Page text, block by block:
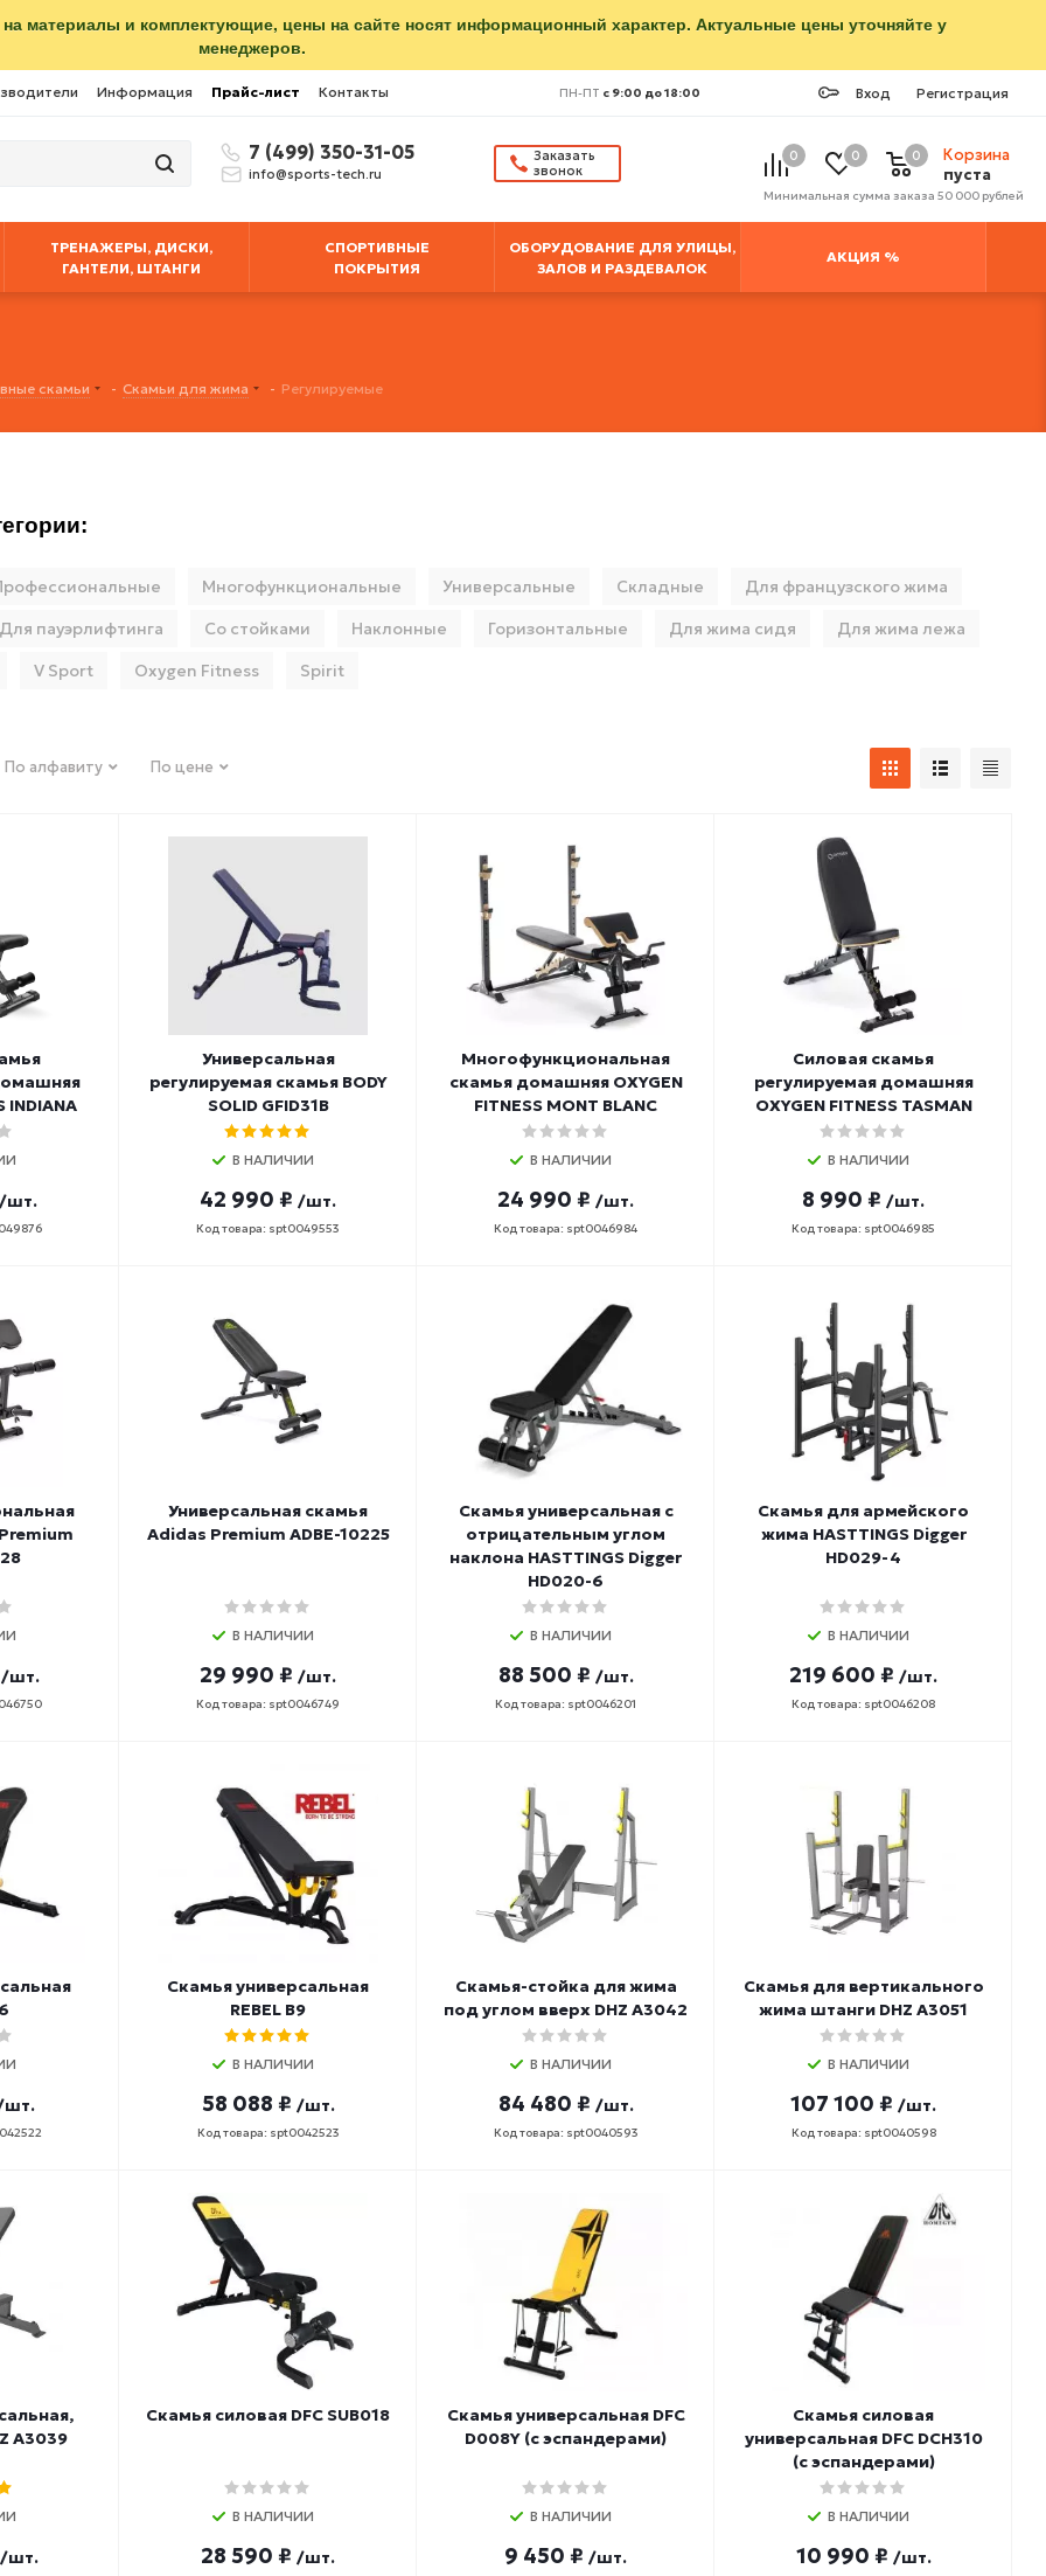
материалы и комплектующие, цены на сайте носят информационный характер. Актуальные цены уточняйте у
менеджеров.
Информация Прайс-лист Контакты Вход Регистрация
ПН-ПТ с 9:00 до 18:00
7 (499) 350-31-05
info@sports-tech.ru
Заказать
звонок
0 0
Корзина
пуста
0
Минимальная сумма заказа 50 000 рублей
ТРЕНАЖЕРЫ, ДИСКИ,
ГАНТЕЛИ, ШТАНГИ
СПОРТИВНЫЕ
ПОКРЫТИЯ
ОБОРУДОВАНИЕ ДЛЯ УЛИЦЫ,
ЗАЛОВ И РАЗДЕВАЛОК
АКЦИЯ %
скамьи - Скамьи для жима - Регулируемые
Многофункциональные Универсальные Складные
Для французского жима
Для пауэрлифтинга Со стойками Наклонные Горизонтальные Для жима сидя
Для жима лежа
V Sport Oxygen Fitness Spirit
По алфавиту По цене
INDIANA
/шт.
Универсальная
регулируемая скамья BODY
SOLID GFID31B
В НАЛИЧИИ
42 990 ₽ /шт.
Код товара: spt0049553
Многофункциональная
скамья домашняя OXYGEN
FITNESS MONT BLANC
В НАЛИЧИИ
24 990 ₽ /шт.
Код товара: spt0046984
Силовая скамья
регулируемая домашняя
OXYGEN FITNESS TASMAN
В НАЛИЧИИ
8 990 ₽ /шт.
Код товара: spt0046985
/шт.
Универсальная скамья
Adidas Premium ADBE-10225
В НАЛИЧИИ
29 990 ₽ /шт.
Код товара: spt0046749
Скамья универсальная с
отрицательным углом
наклона HASTTINGS Digger
HD020-6
В НАЛИЧИИ
88 500 ₽ /шт.
Код товара: spt0046201
Скамья для армейского
жима HASTTINGS Digger
HD029-4
В НАЛИЧИИ
219 600 ₽ /шт.
Код товара: spt0046208
Скамья универсальная
REBEL B9
В НАЛИЧИИ
58 088 ₽ /шт.
Код товара: spt0042523
Скамья-стойка для жима
под углом вверх DHZ A3042
В НАЛИЧИИ
84 480 ₽ /шт.
Код товара: spt0040593
Скамья для вертикального
жима штанги DHZ A3051
В НАЛИЧИИ
107 100 ₽ /шт.
Код товара: spt0040598
A3039
/шт.
Скамья силовая DFC SUB018
В НАЛИЧИИ
28 590 ₽ /шт.
Скамья универсальная DFC
D008Y (с эспандерами)
В НАЛИЧИИ
9 450 ₽ /шт.
Cкамья силовая
универсальная DFC DCH310
(с эспандерами)
В НАЛИЧИИ
10 990 ₽ /шт.